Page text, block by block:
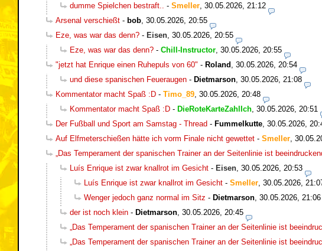
dumme Spielchen bestraft..
- Smeller 30.05.2026, 21:12
Arsenal verschießt - bob 30.05.2026, 20:55
Eze, was war das denn? - Eisen 30.05.2026, 20:55
Eze, was war das denn? - Chill-Instructor 30.05.2026, 20:55
"jetzt hat Enrique einen Ruhepuls von 60" - Roland 30.05.2026, 20:54
und diese spanischen Feueraugen - Dietmarson 30.05.2026, 21:08
Kommentator macht Spaß :D - Timo_89 30.05.2026, 20:48
Kommentator macht Spaß :D - DieRoteKarteZahlIch 30.05.2026, 20:51
Der Fußball und Sport am Samstag - Thread - Fummelkutte 30.05.2026,
Auf Elfmeterschießen hätte ich vorm Finale nicht gewettet - Smeller
„Das Temperament der spanischen Trainer an der Seitenlinie ist
Luís Enrique ist zwar knallrot im Gesicht - Eisen 30.05.2026, 20:53
Luís Enrique ist zwar knallrot im Gesicht - Smeller 30.05.2026,
Wenger jedoch ganz normal im Sitz - Dietmarson 30.05.2026, 21:06
der ist noch klein - Dietmarson 30.05.2026, 20:45
„Das Temperament der spanischen Trainer an der Seitenlinie ist
„Das Temperament der spanischen Trainer an der Seitenlinie ist